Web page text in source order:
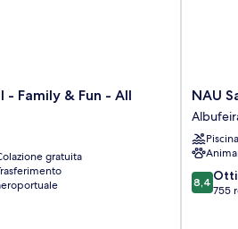
Family & Fun - All
gratuita
NAU
Sao
Rafael
Suites
–
All
Inclusive
NAU
Piscina
8.4
su
8,4
755